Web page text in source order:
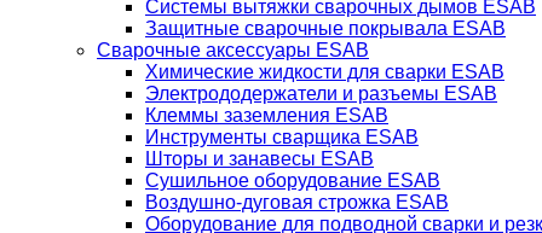
Системы вытяжки сварочных дымов ESAB
Защитные сварочные покрывала ESAB
Сварочные аксессуары ESAB
Химические жидкости для сварки ESAB
Электрододержатели и разъемы ESAB
Клеммы заземления ESAB
Инструменты сварщика ESAB
Шторы и занавесы ESAB
Сушильное оборудование ESAB
Воздушно-дуговая строжка ESAB
Оборудование для подводной сварки и